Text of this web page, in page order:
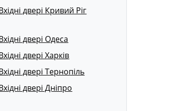
двері Кривий Ріг
двері Одеса
двері Харків
двері Тернопіль
двері Дніпро